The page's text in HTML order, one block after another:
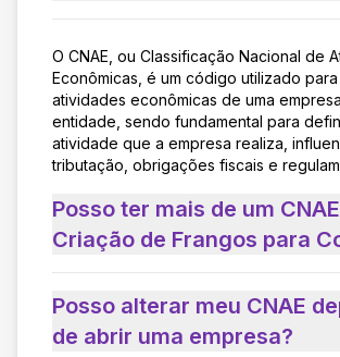
O CNAE, ou Classificação Nacional de
Econômicas, é um código utilizado
atividades econômicas de uma
entidade, sendo fundamental para
atividade que a empresa realiza,
tributação, obrigações fiscais e
Posso ter mais de um
Criação de Frangos para
Posso alterar meu CNAE
de abrir uma empresa?